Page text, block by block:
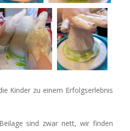
Kinder zu einem Erfolgserlebnis
sind zwar nett, wir finden